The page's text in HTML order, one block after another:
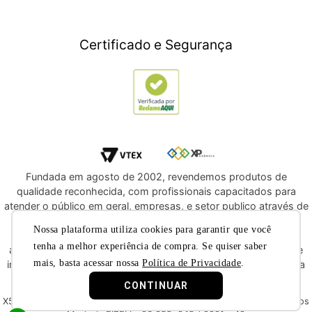
Nossa plataforma utiliza cookies para garantir que você
tenha a melhor experiência de compra. Se quiser saber
mais, basta acessar nossa Política de Privacidade.
CONTINUAR
Utilidades Domésticas
Compre e DoeCertificado e Segurança
Fundada em agosto de 2002, revendemos produtos de
qualidade reconhecida, com profissionais capacitados para
atender o público em geral, empresas, e setor publico através de
oportunidade de adquirir produtos de qualidade e com
atendimento reconhecido dentre os melhores do segmento de
instrumentos musicais e áudio profissional. Convidamos você a
nos conhecer melhor nas redes sociais.
X5 Music © 2019 - Todos os direitos reservados X5 Music Instrumentos